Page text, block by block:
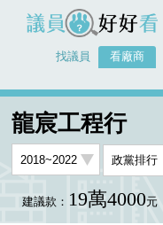
議員好好看
找議員 看廠商
龍宸工程行
建議款： 19萬4000元